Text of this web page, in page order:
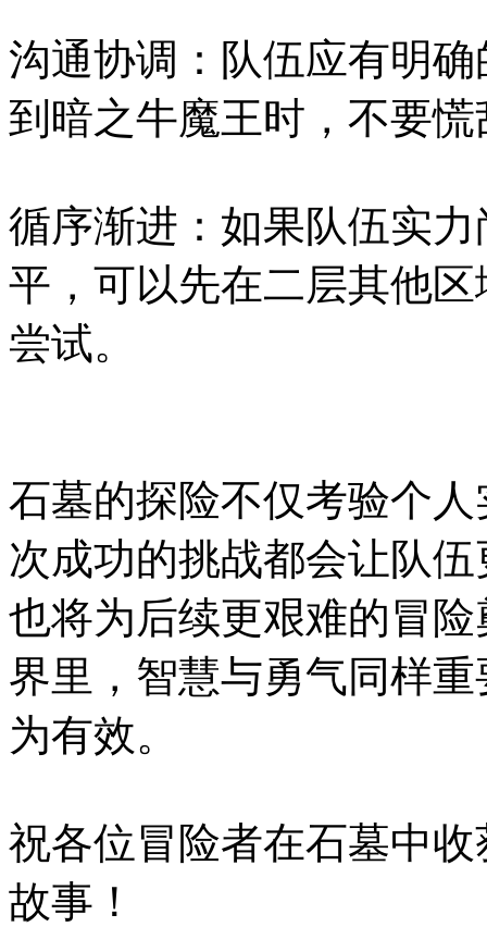
沟通协调：队伍应有明
到暗之牛魔王时，不要
循序渐进：如果队伍实
平，可以先在二层其他
尝试。
石墓的探险不仅考验个
次成功的挑战都会让队
也将为后续更艰难的冒
界里，智慧与勇气同样
为有效。
祝各位冒险者在石墓中
故事！